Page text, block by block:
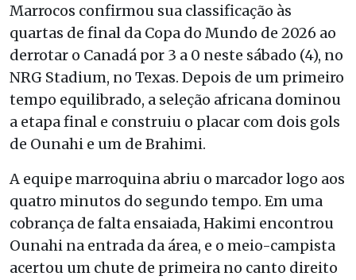
Marrocos confirmou sua classificação às
quartas de final da Copa do Mundo de 2026 ao
derrotar o Canadá por 3 a 0 neste sábado (4), no
NRG Stadium, no Texas. Depois de um primeiro
tempo equilibrado, a seleção africana dominou
a etapa final e construiu o placar com dois gols
de Ounahi e um de Brahimi.
A equipe marroquina abriu o marcador logo aos
quatro minutos do segundo tempo. Em uma
cobrança de falta ensaiada, Hakimi encontrou
Ounahi na entrada da área, e o meio-campista
acertou um chute de primeira no canto direito